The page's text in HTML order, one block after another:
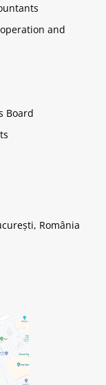
and
Board
România